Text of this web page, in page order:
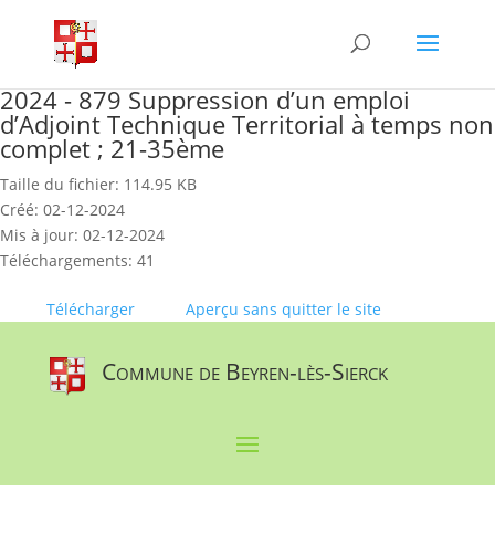
content
2024 - 879 Suppression d’un emploi
d’Adjoint Technique Territorial à temps non
complet ; 21-35ème
Taille du fichier: 114.95 KB
Créé: 02-12-2024
Mis à jour: 02-12-2024
Téléchargements: 41
Télécharger Aperçu sans quitter le site
Commune de Beyren-lès-Sierck